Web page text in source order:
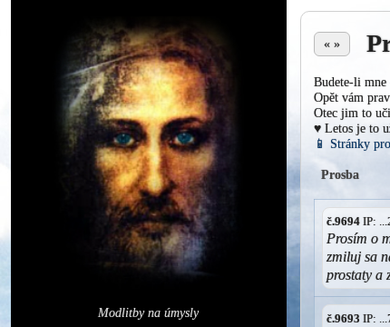
Modlitby na úmysly
« »
Budete-li
Opět vám
Otec jim to
♥ Letos je to
📱 Stránky
Prosba
č.9694 IP:
Prosím o
zmiluj sa
prostaty a
č.9693 IP: